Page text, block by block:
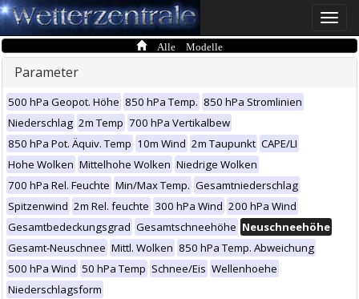
Toggle
Alle Modelle
Parameter
500 hPa Geopot. Höhe 850 hPa Temp. 850 hPa Stromlinien
Niederschlag 2m Temp 700 hPa Vertikalbew
850 hPa Pot. Äquiv. Temp 10m Wind 2m Taupunkt CAPE/LI
Hohe Wolken Mittelhohe Wolken Niedrige Wolken
700 hPa Rel. Feuchte Min/Max Temp. Gesamtniederschlag
Spitzenwind 2m Rel. feuchte 300 hPa Wind 200 hPa Wind
Gesamtbedeckungsgrad Gesamtschneehöhe Neuschneehöhe
Gesamt-Neuschnee Mittl. Wolken 850 hPa Temp. Abweichung
500 hPa Wind 50 hPa Temp Schnee/Eis Wellenhoehe
Niederschlagsform